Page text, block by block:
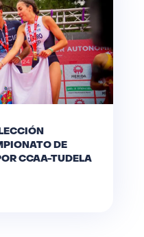
DE
CCAA-TUDELA